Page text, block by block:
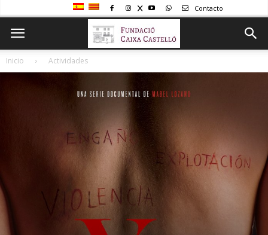
Contacto
Inicio Actividades